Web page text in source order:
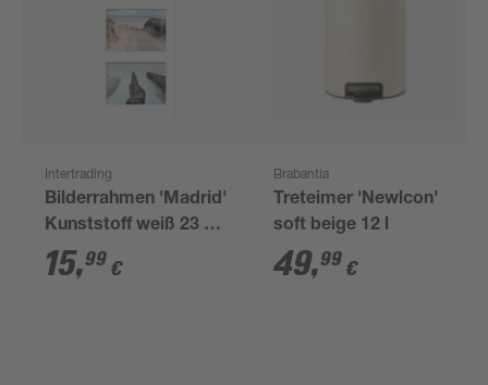
Intertrading
Bilderrahmen 'Madrid'
Kunststoff weiß 23 x
50 cm, 3 Passpartous
15,99 €
Brabantia
Treteimer 'Newlcon'
soft beige 12 l
49,99 €